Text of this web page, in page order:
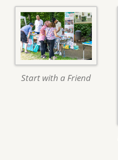
Start with a Friend